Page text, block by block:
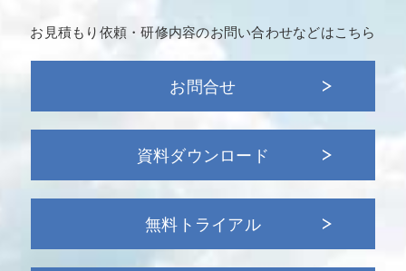
お見積もり依頼・研修内容のお問い合わせなどはこちら
お問合せ
資料ダウンロード
無料トライアル